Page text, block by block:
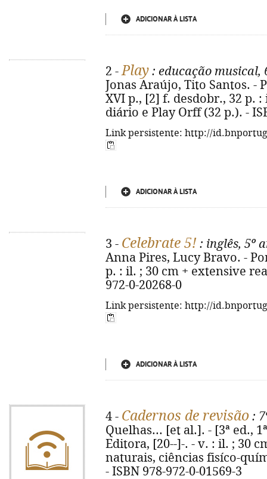
ADICIONAR À LISTA
2 -Play : educação musical,
Jonas Araújo, Tito Santos. -
XVI p., [2] f. desdobr., 32 p.
diário e Play Orff (32 p.). -
Link persistente: http://
ADICIONAR À LISTA
3 - Celebrate 5! : inglês, 5º
Anna Pires, Lucy Bravo. -
p. : il. ; 30 cm + extensive
972-0-20268-0
Link persistente: http://
ADICIONAR À LISTA
4 - Cadernos de revisão :
Quelhas... [et al.]. - [3ª ed.,
Editora, [20--]-. - v. : il. ; 30
naturais, ciências fisíco-
- ISBN 978-972-0-01569-3